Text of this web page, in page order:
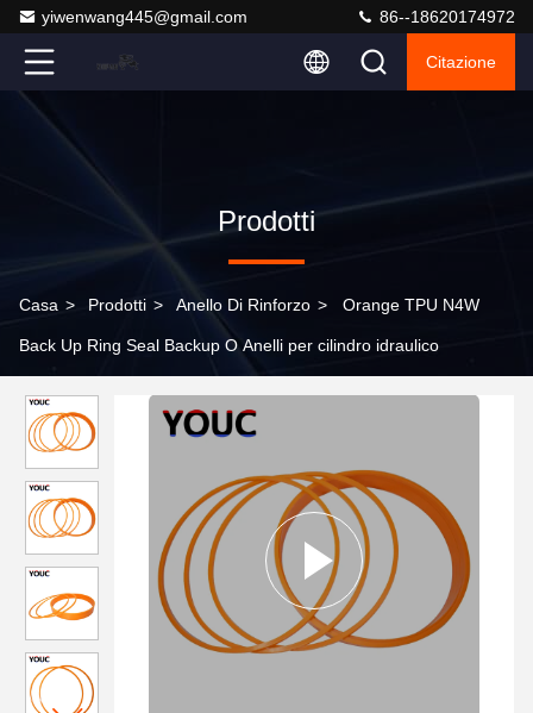
yiwenwang445@gmail.com 86--18620174972
Citazione
Prodotti
Casa > Prodotti > Anello Di Rinforzo > Orange TPU N4W
Back Up Ring Seal Backup O Anelli per cilindro idraulico